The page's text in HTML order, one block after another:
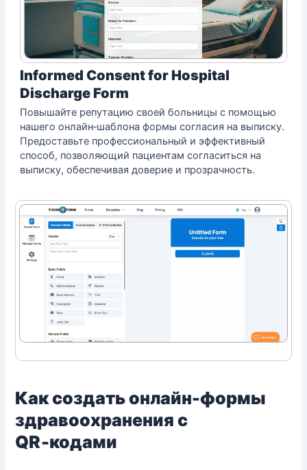
Informed Consent for Hospital
Discharge Form
Повышайте репутацию своей больницы с помощью
нашего онлайн‑шаблона формы согласия на выписку.
Предоставьте профессиональный и эффективный
способ, позволяющий пациентам согласиться на
выписку, обеспечивая доверие и прозрачность.
Как создать онлайн-формы
здравоохранения с
QR‑кодами